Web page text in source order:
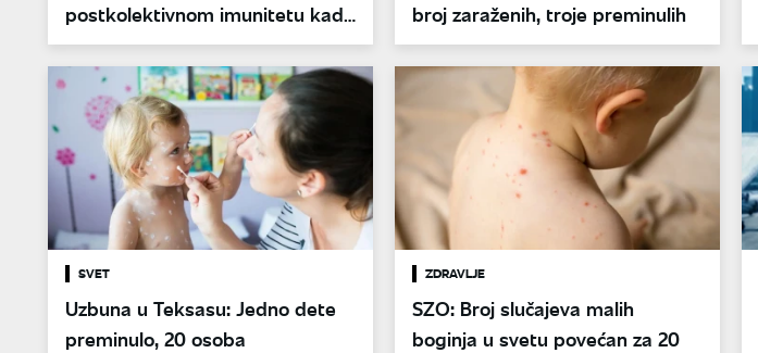
postkolektivnom imunitetu kada
je reč o morbilima
broj zaraženih, troje preminulih
SVET
Uzbuna u Teksasu: Jedno dete
preminulo, 20 osoba
ZDRAVLJE
SZO: Broj slučajeva malih
boginja u svetu povećan za 20